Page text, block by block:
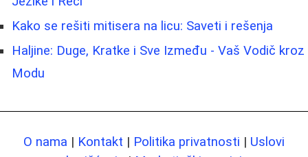
Kako se rešiti mitisera na licu: Saveti i rešenja
Haljine: Duge, Kratke i Sve Između - Vaš Vodič kroz
Modu
O nama | Kontakt | Politika privatnosti | Uslovi